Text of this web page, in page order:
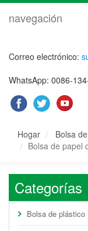
navegación
Correo electrónico:
WhatsApp: 0086-
Hogar
Bolsa
Bolsa de papel
Categorías
Bolsa de plástico